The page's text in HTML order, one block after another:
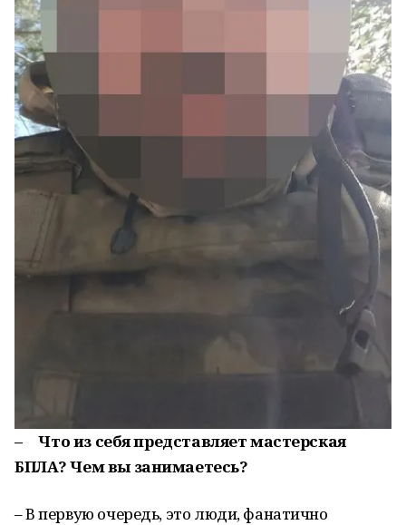
– Что из себя представляет мастерская
БПЛА? Чем вы занимаетесь?
– В первую очередь, это люди, фанатично